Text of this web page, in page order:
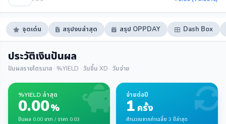
จุดเด่น สรุปงบล่าสุด สรุป OPPDAY Dash Box
ประวัติเงินปันผล
ปันผลรายไตรมาส · %YIELD · วันขึ้น XD · วันจ่าย
%YIELD ล่าสุด
0.00%
ปันผล 0.00 บาท / ราคา 0.03
จ่ายต่อปี
1 ครั้ง
คำนวณจากค่าเฉลี่ย 3 ปีล่าสุด